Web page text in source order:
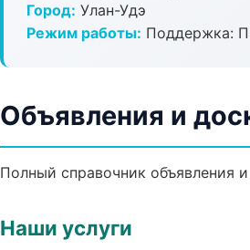
Город: Улан-Удэ
Режим работы: Поддержка:
Объявления и
Полный справочник объявления
Наши услуги